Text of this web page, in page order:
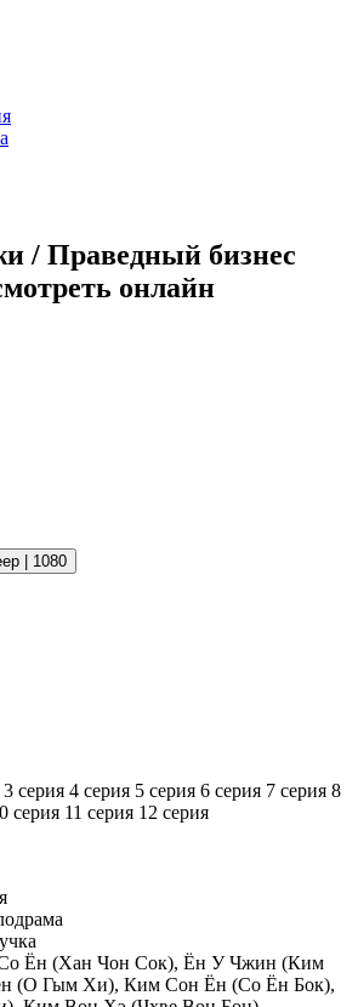
/ Праведный бизнес
онлайн
| 1080
3 серия 4 серия 5 серия 6 серия 7 серия 8
серия 11 серия 12 серия
Ён (Хан Чон Сок), Ён У Чжин (Ким
(О Гым Хи), Ким Сон Ён (Со Ён Бок),